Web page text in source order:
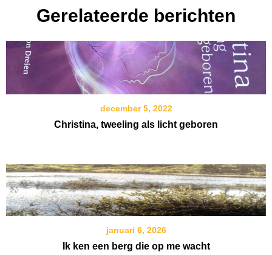
Gerelateerde berichten
december 5, 2022
Christina, tweeling als licht geboren
januari 6, 2026
Ik ken een berg die op me wacht